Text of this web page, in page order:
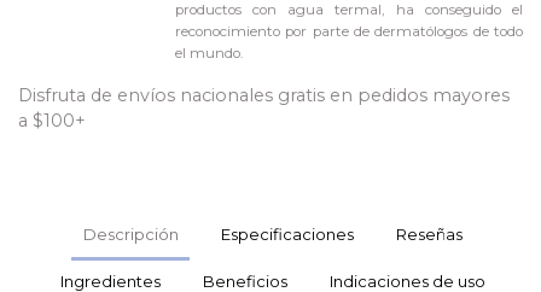
productos con agua termal, ha conseguido el
reconocimiento por parte de dermatólogos de todo
el mundo.
Disfruta de envíos nacionales gratis en pedidos mayores
a $100+
Descripción Especificaciones Reseñas
Ingredientes Beneficios Indicaciones de uso